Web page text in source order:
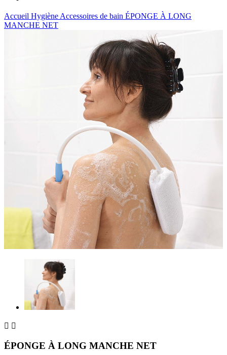
Accueil Hygiène Accessoires de bain ÉPONGE À LONG
MANCHE NET
 
ÉPONGE À LONG MANCHE NET